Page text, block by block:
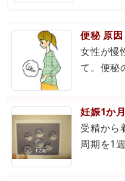
便秘 原
女性が慢
て。便秘
妊娠1か月
受精から
周期を1